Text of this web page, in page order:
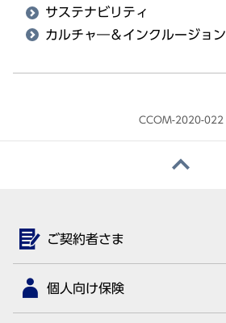
サステナビリティ
カルチャ―＆インクルージョン
CCOM-2020-022
ご契約者さま
個人向け保険